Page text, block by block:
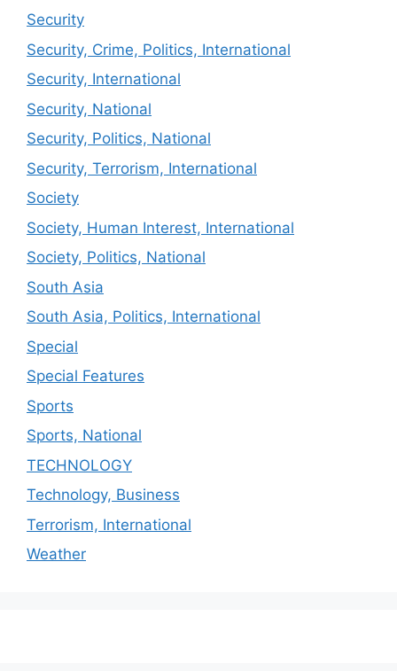
Security
Security, Crime, Politics, International
Security, International
Security, National
Security, Politics, National
Security, Terrorism, International
Society
Society, Human Interest, International
Society, Politics, National
South Asia
South Asia, Politics, International
Special
Special Features
Sports
Sports, National
TECHNOLOGY
Technology, Business
Terrorism, International
Weather